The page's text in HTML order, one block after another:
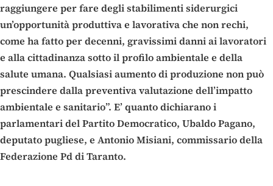
raggiungere per fare degli stabilimenti siderurgici
un’opportunità produttiva e lavorativa che non rechi,
come ha fatto per decenni, gravissimi danni ai lavoratori
e alla cittadinanza sotto il profilo ambientale e della
salute umana. Qualsiasi aumento di produzione non può
prescindere dalla preventiva valutazione dell’impatto
ambientale e sanitario”. E’ quanto dichiarano i
parlamentari del Partito Democratico, Ubaldo Pagano,
deputato pugliese, e Antonio Misiani, commissario della
Federazione Pd di Taranto.